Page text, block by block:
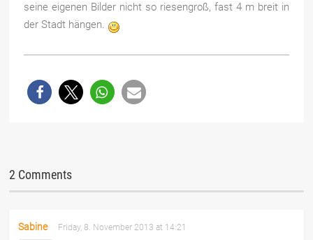
seine eigenen Bilder nicht so riesengroß, fast 4 m breit in
der Stadt hängen.
2 Comments
Sabine Friday, 8. November 2013 at 14:21